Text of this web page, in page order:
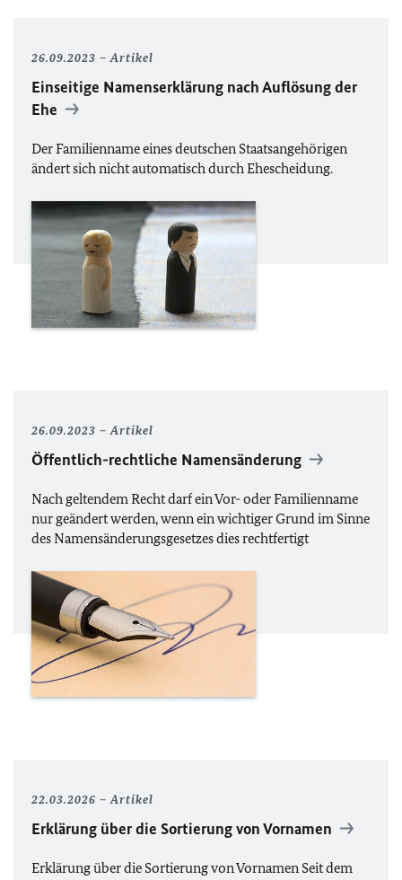
26.09.2023 Artikel
Einseitige Namenserklärung nach Auflösung der
Ehe
Der Familienname eines deutschen Staatsangehörigen
ändert sich nicht automatisch durch Ehescheidung.
26.09.2023 Artikel
Öffentlich-rechtliche Namensänderung
Nach geltendem Recht darf ein Vor- oder Familienname
nur geändert werden, wenn ein wichtiger Grund im Sinne
des Namensänderungsgesetzes dies rechtfertigt
22.03.2026 Artikel
Erklärung über die Sortierung von Vornamen
Erklärung über die Sortierung von Vornamen Seit dem